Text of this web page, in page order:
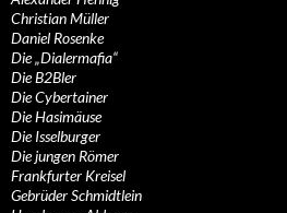
Christian Müller
Daniel Rosenke
Die „Dialermafia“
Die B2Bler
Die Cybertainer
Die Hasimäuse
Die Isselburger
Die jungen Römer
Frankfurter Kreisel
Gebrüder Schmidtlein